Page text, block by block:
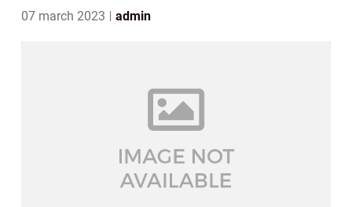
07 march 2023 admin